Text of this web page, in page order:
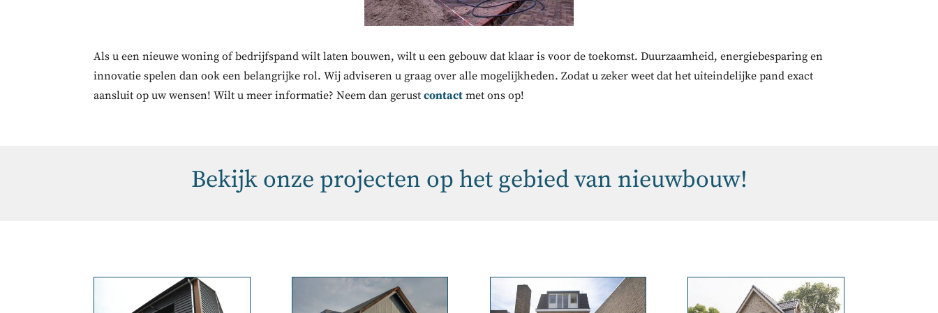
Als u een nieuwe woning of bedrijfspand wilt laten bouwen, wilt u een gebouw dat klaar is voor de toekomst. Duurzaamheid, energiebesparing en
innovatie spelen dan ook een belangrijke rol. Wij adviseren u graag over alle mogelijkheden. Zodat u zeker weet dat het uiteindelijke pand exact
aansluit op uw wensen! Wilt u meer informatie? Neem dan gerustcontact met ons op!
Bekijk onze projecten op het gebied van nieuwbouw!